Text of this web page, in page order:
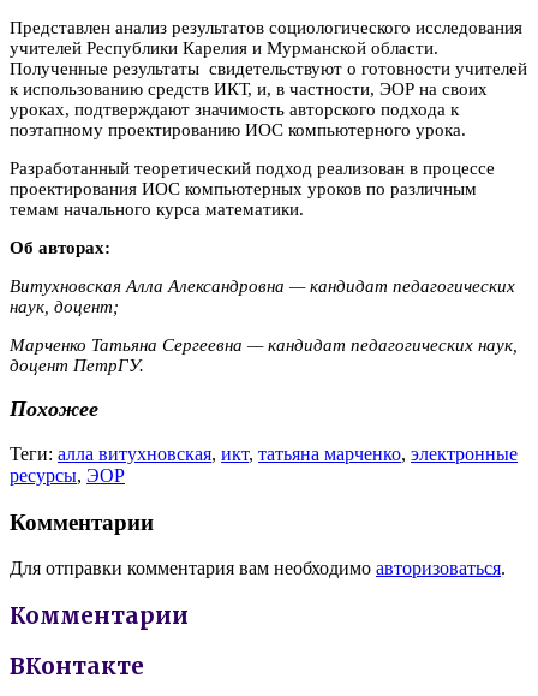
Представлен анализ результатов социологического исследования
учителей Республики Карелия и Мурманской области.
Полученные результаты свидетельствуют о готовности учителей
к использованию средств ИКТ, и, в частности, ЭОР на своих
уроках, подтверждают значимость авторского подхода к
поэтапному проектированию ИОС компьютерного урока.
Разработанный теоретический подход реализован в процессе
проектирования ИОС компьютерных уроков по различным
темам начального курса математики.
Об авторах:
Витухновская Алла Александровна — кандидат педагогических
наук, доцент;
Марченко Татьяна Сергеевна — кандидат педагогических наук,
доцент ПетрГУ.
Похожее
Теги: алла витухновская, икт, татьяна марченко, электронные
ресурсы, ЭОР
Комментарии
Для отправки комментария вам необходимо авторизоваться.
Комментарии
ВКонтакте